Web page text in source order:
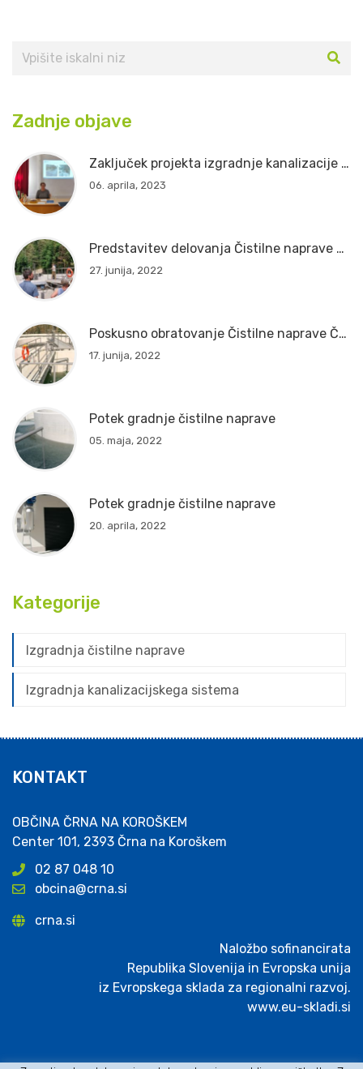
Zadnje objave
Zaključek projekta izgradnje kanalizacije in čistilne naprave v Občini Črna na Koroškem
06. aprila, 2023
Predstavitev delovanja Čistilne naprave Črna na Koroškem
27. junija, 2022
Poskusno obratovanje Čistilne naprave Črna na Koroškem
17. junija, 2022
Potek gradnje čistilne naprave
05. maja, 2022
Potek gradnje čistilne naprave
20. aprila, 2022
Kategorije
Izgradnja čistilne naprave
Izgradnja kanalizacijskega sistema
KONTAKT
OBČINA ČRNA NA KOROŠKEM
Center 101, 2393 Črna na Koroškem
02 87 048 10
obcina@crna.si
crna.si
Naložbo sofinancirata
Republika Slovenija in Evropska unija
iz Evropskega sklada za regionalni razvoj.
www.eu-skladi.si